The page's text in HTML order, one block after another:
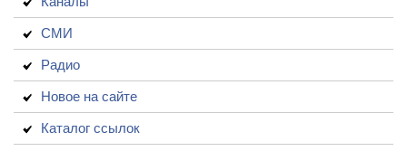
СМИ
Радио
Новое на сайте
Каталог ссылок